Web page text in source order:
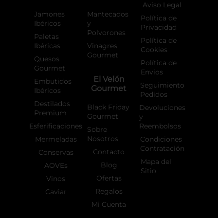
Jamones
Ibéricos
Paletas
Ibéricas
Quesos
Gourmet
Embutidos
Ibéricos
Destilados
Premium
Esferificaciones
Mermeladas
Conservas
AOVEs
Vinos
Caviar
Mantecados
y
Polvorones
Vinagres
Gourmet
El Velón
Gourmet
Black Friday
Gourmet
Sobre
Nosotros
Contacto
Blog
Ofertas
Regalos
Mi Cuenta
Aviso Legal
Política de
Privacidad
Política de
Cookies
Política de
Envíos
Seguimiento
Pedidos
Devoluciones
y
Reembolsos
Condiciones
Contratación
Mapa del
Sitio